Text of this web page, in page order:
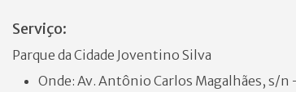
Serviço:
Parque da Cidade Joventino Silva
Onde: Av. Antônio Carlos Magalhães, s/